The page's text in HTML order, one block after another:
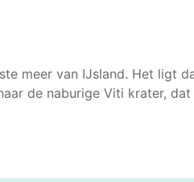
meer van IJsland. Het ligt
de naburige Viti krater,